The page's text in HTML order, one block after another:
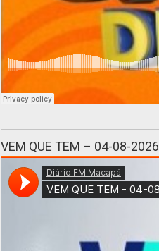
VEM QUE TEM – 04-08-2026